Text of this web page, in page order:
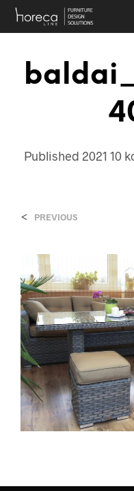
Published 2021 10
< PREVIOUS